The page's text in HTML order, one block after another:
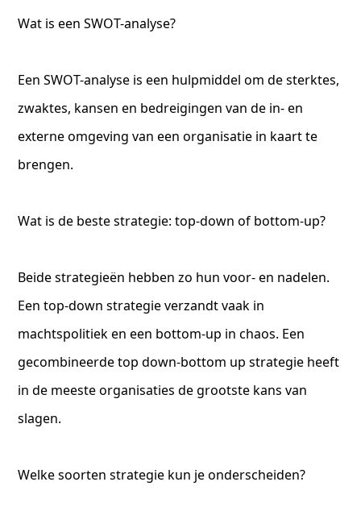
Wat is een SWOT-analyse?
Een SWOT-analyse is een hulpmiddel om de sterktes,
zwaktes, kansen en bedreigingen van de in- en
externe omgeving van een organisatie in kaart te
brengen.
Wat is de beste strategie: top-down of bottom-up?
Beide strategieën hebben zo hun voor- en nadelen.
Een top-down strategie verzandt vaak in
machtspolitiek en een bottom-up in chaos. Een
gecombineerde top down-bottom up strategie heeft
in de meeste organisaties de grootste kans van
slagen.
Welke soorten strategie kun je onderscheiden?